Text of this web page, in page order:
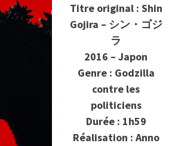
Titre original : Shin
Gojira – シン・ゴジ
ラ
2016 – Japon
Genre : Godzilla
contre les
politiciens
Durée : 1h59
Réalisation : Anno